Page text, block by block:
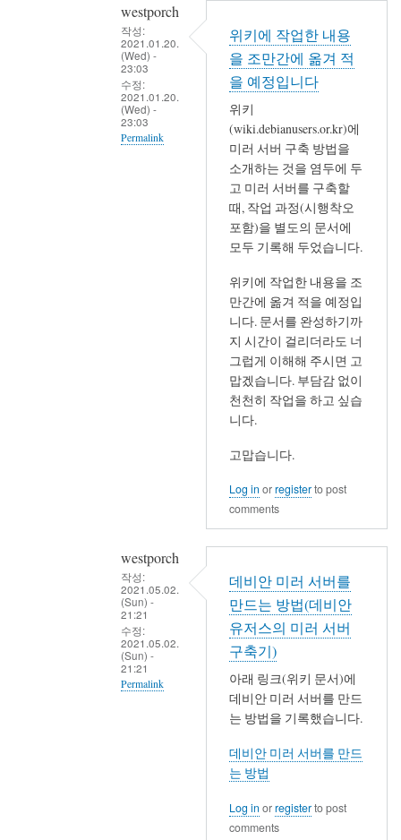
westporch
작성:
2021.01.20.
(Wed) -
23:03
수정:
2021.01.20.
(Wed) -
23:03
Permalink
위키에 작업한 내용
을 조만간에 옮겨 적
을 예정입니다
위키
(wiki.debianusers.or.kr)에
미러 서버 구축 방법을
소개하는 것을 염두에 두
고 미러 서버를 구축할
때, 작업 과정(시행착오
포함)을 별도의 문서에
모두 기록해 두었습니다.
위키에 작업한 내용을 조
만간에 옮겨 적을 예정입
니다. 문서를 완성하기까
지 시간이 걸리더라도 너
그럽게 이해해 주시면 고
맙겠습니다. 부담감 없이
천천히 작업을 하고 싶습
니다.
고맙습니다.
Log in orregisterto post
comments
westporch
작성:
2021.05.02.
(Sun) -
21:21
수정:
2021.05.02.
(Sun) -
21:21
Permalink
데비안 미러 서버를
만드는 방법(데비안
유저스의 미러 서버
구축기)
아래 링크(위키 문서)에
데비안 미러 서버를 만드
는 방법을 기록했습니다.
데비안 미러 서버를 만드
는 방법
Log in orregisterto post
comments